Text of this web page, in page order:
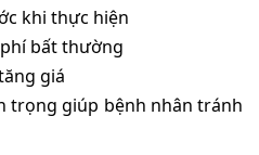
khi thực hiện
bất thường
giá
trọng giúp bệnh nhân tránh